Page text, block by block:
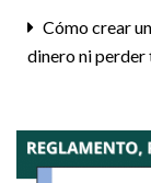
Cómo crear
dinero ni perder